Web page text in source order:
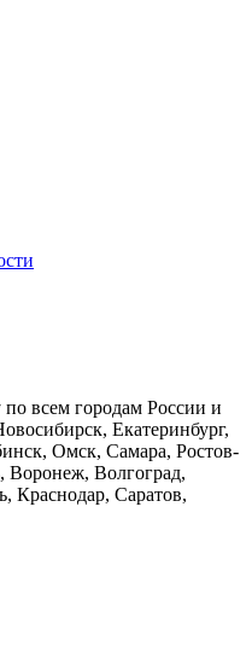
по всем городам России и
Екатеринбург,
Омск, Самара, Ростов-
Воронеж, Волгоград,
Краснодар, Саратов,